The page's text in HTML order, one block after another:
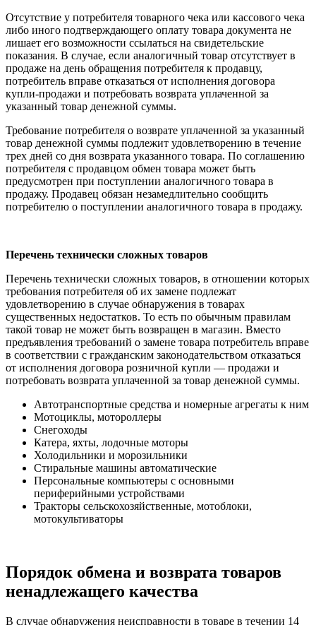
Отсутствие у потребителя товарного чека или кассового чека
либо иного подтверждающего оплату товара документа не
лишает его возможности ссылаться на свидетельские
показания. В случае, если аналогичный товар отсутствует в
продаже на день обращения потребителя к продавцу,
потребитель вправе отказаться от исполнения договора
купли-продажи и потребовать возврата уплаченной за
указанный товар денежной суммы.
Требование потребителя о возврате уплаченной за указанный
товар денежной суммы подлежит удовлетворению в течение
трех дней со дня возврата указанного товара. По соглашению
потребителя с продавцом обмен товара может быть
предусмотрен при поступлении аналогичного товара в
продажу. Продавец обязан незамедлительно сообщить
потребителю о поступлении аналогичного товара в продажу.
Перечень технически сложных товаров
Перечень технически сложных товаров, в отношении которых
требования потребителя об их замене подлежат
удовлетворению в случае обнаружения в товарах
существенных недостатков. То есть по обычным правилам
такой товар не может быть возвращен в магазин. Вместо
предъявления требований о замене товара потребитель вправе
в соответствии с гражданским законодательством отказаться
от исполнения договора розничной купли — продажи и
потребовать возврата уплаченной за товар денежной суммы.
Автотранспортные средства и номерные агрегаты к ним
Мотоциклы, мотороллеры
Снегоходы
Катера, яхты, лодочные моторы
Холодильники и морозильники
Стиральные машины автоматические
Персональные компьютеры с основными
периферийными устройствами
Тракторы сельскохозяйственные, мотоблоки,
мотокультиваторы
Порядок обмена и возврата товаров
ненадлежащего качества
В случае обнаружения неисправности в товаре в течении 14